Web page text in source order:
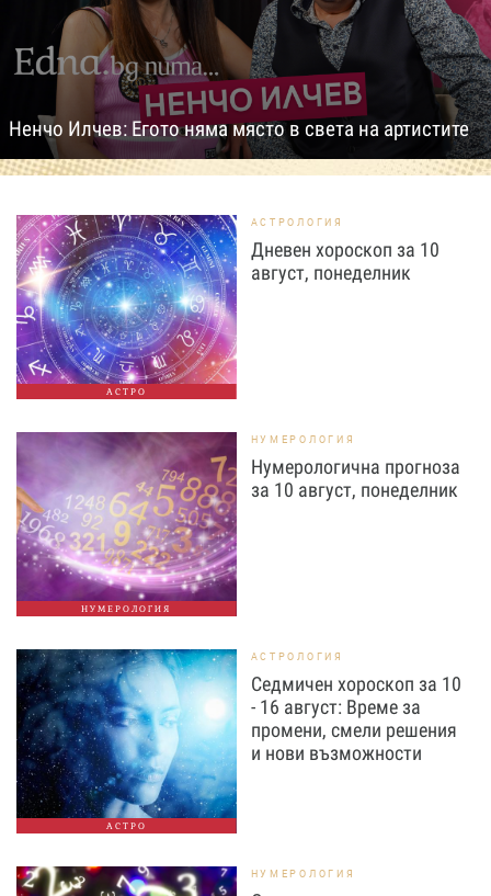
Ненчо Илчев: Егото няма място в света на артистите
АСТРО
АСТРОЛОГИЯ
Дневен хороскоп за 10
август, понеделник
НУМЕРОЛОГИЯ
НУМЕРОЛОГИЯ
Нумерологична прогноза
за 10 август, понеделник
АСТРО
АСТРОЛОГИЯ
Седмичен хороскоп за 10
- 16 август: Време за
промени, смели решения
и нови възможности
НУМЕРОЛОГИЯ